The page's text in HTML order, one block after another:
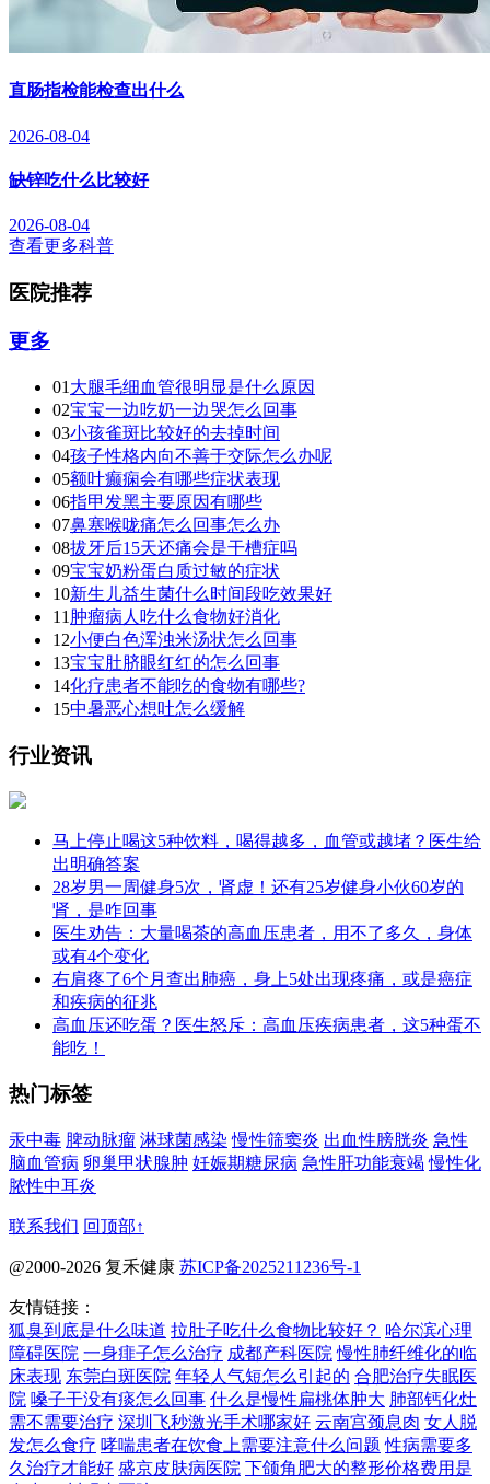
直肠指检能检查出什么
2026-08-04
缺锌吃什么比较好
2026-08-04
查看更多科普
医院推荐
更多
01 大腿毛细血管很明显是什么原因
02宝宝一边吃奶一边哭怎么回事
03小孩雀斑比较好的去掉时间
04孩子性格内向不善于交际怎么办呢
05额叶癫痫会有哪些症状表现
06指甲发黑主要原因有哪些
07鼻塞喉咙痛怎么回事怎么办
08拔牙后15天还痛会是干槽症吗
09宝宝奶粉蛋白质过敏的症状
10新生儿益生菌什么时间段吃效果好
11 肿瘤病人吃什么食物好消化
12小便白色浑浊米汤状怎么回事
13宝宝肚脐眼红红的怎么回事
14化疗患者不能吃的食物有哪些?
15中暑恶心想吐怎么缓解
行业资讯
马上停止喝这5种饮料，喝得越多，血管或越堵？医生给
出明确答案
28岁男一周健身5次，肾虚！还有25岁健身小伙60岁的
肾，是咋回事
医生劝告：大量喝茶的高血压患者，用不了多久，身体
或有4个变化
右肩疼了6个月查出肺癌，身上5处出现疼痛，或是癌症
和疾病的征兆
高血压还吃蛋？医生怒斥：高血压疾病患者，这5种蛋不
能吃！
热门标签
汞中毒 脾动脉瘤 淋球菌感染 慢性筛窦炎 出血性膀胱炎 急性
脑血管病 卵巢甲状腺肿 妊娠期糖尿病 急性肝功能衰竭 慢性化
脓性中耳炎
联系我们 回顶部↑
@2000-2026 复禾健康 苏ICP备2025211236号-1
友情链接：
狐臭到底是什么味道 拉肚子吃什么食物比较好？ 哈尔滨心理
障碍医院 一身痱子怎么治疗 成都产科医院 慢性肺纤维化的临
床表现 东莞白斑医院 年轻人气短怎么引起的 合肥治疗失眠医
院 嗓子干没有痰怎么回事 什么是慢性扁桃体肿大 肺部钙化灶
需不需要治疗 深圳飞秒激光手术哪家好 云南宫颈息肉 女人脱
发怎么食疗 哮喘患者在饮食上需要注意什么问题 性病需要多
久治疗才能好 盛京皮肤病医院 下颌角肥大的整形价格费用是